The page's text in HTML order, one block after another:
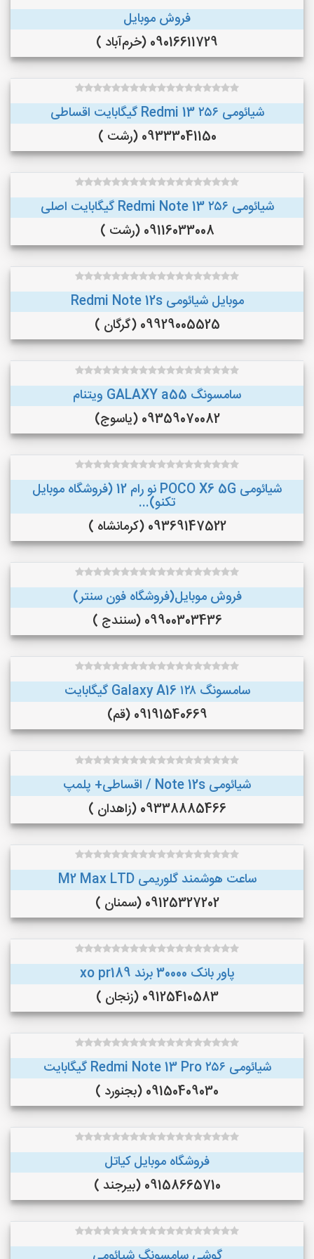
فروش موبایل
09016611729 (خرم‌آباد )
شیائومی Redmi 13 ۲۵۶ گیگابایت اقساطی
09333041150 (رشت )
شیائومی Redmi Note 13 ۲۵۶ گیگابایت اصلی
09116033008 (رشت )
موبایل شیائومی Redmi Note 12s
09929005525 (گرگان )
سامسونگ GALAXY a55 ویتنام
09359070082 (یاسوج)
شیائومی POCO X6 5G نو رام 12 (فروشگاه موبایل
تکنو)...
09369147522 (کرمانشاه )
فروش موبایل(فروشگاه فون سنتر)
09900303436 (سنندج )
سامسونگ Galaxy A16 ۱۲۸ گیگابایت
09191540669 (قم)
شیائومی Note 12s / اقساطی+ پلمپ
09338885466 (زاهدان )
ساعت هوشمند گلوریمی M2 Max LTD
09125327202 (سمنان )
پاور بانک 30000 برند xo pr189
09125410583 (زنجان )
شیائومی Redmi Note 13 Pro ۲۵۶ گیگابایت
09150409030 (بجنورد )
فروشگاه موبایل کیاتل
09158665710 (بیرجند )